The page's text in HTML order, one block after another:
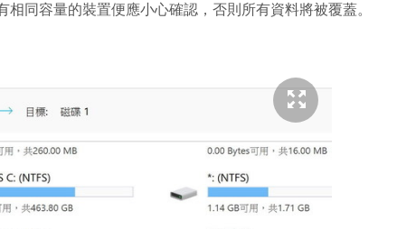
同容量的裝置便應小心確認，否則所有資料將被覆蓋。